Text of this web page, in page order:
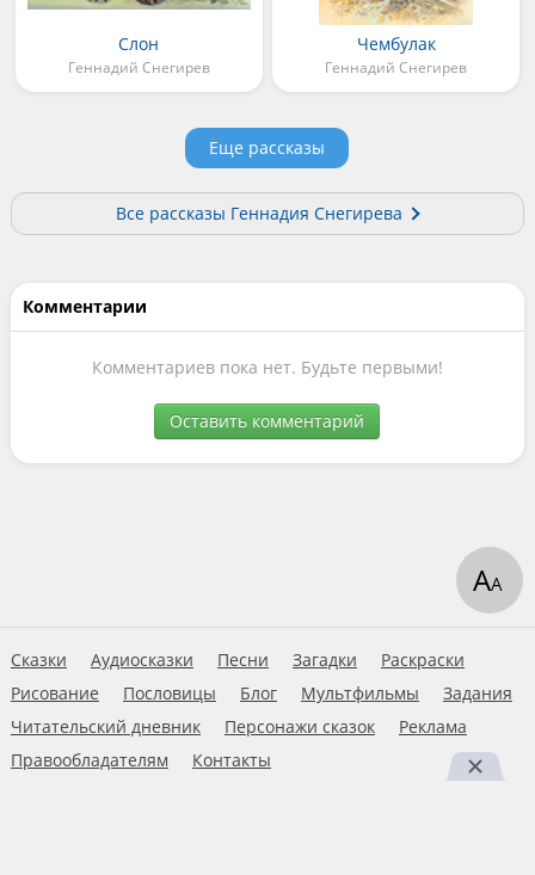
Слон
Геннадий Снегирев
Чембулак
Геннадий Снегирев
Еще рассказы
Все рассказы Геннадия Снегирева
Комментарии
Комментариев пока нет. Будьте первыми!
Оставить комментарий
Сказки Аудиосказки Песни Загадки
Раскраски
Рисование
Пословицы Блог Мультфильмы
Задания
Читательский дневник
Персонажи сказок
Реклама
Правообладателям
Контакты
АА